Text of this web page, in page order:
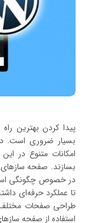
پیدا کردن بهترین
بسیار ضروری است.
امکانات متنوع در
بسازند. صفحه سازهای
در خصوص چگونگی
تا عملکرد حرفه‌ای
طراحی صفحات مختلف
استفاده از صفحه